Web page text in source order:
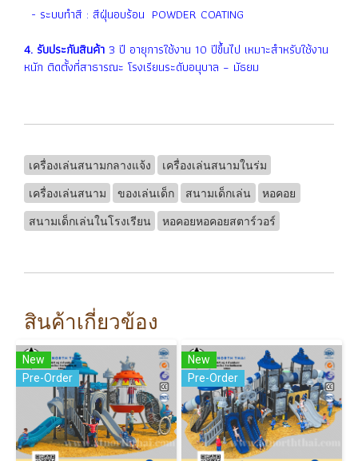
- ระบบทำสี : สีฝุ่นอบร้อน POWDER COATING
4. รับประกันสินค้า 3 ปี อายุการใช้งาน 10 ปีขึ้นไป เหมาะสำหรับใช้งาน
หนัก ติดตั้งที่สาธารณะ โรงเรียนระดับอนุบาล – มัธยม
เครื่องเล่นสนามกลางแจ้ง เครื่องเล่นสนามในร่ม
เครื่องเล่นสนาม ของเล่นเด็ก สนามเด็กเล่น หอคอย
สนามเด็กเล่นในโรงเรียน หอคอยหอคอยสตาร์วอร์
สินค้าเกี่ยวข้อง
New
Pre-Order
New
Pre-Order